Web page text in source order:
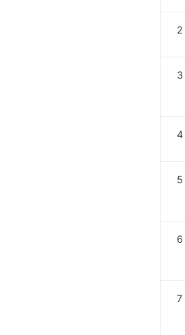
2
3
4
5
6
7